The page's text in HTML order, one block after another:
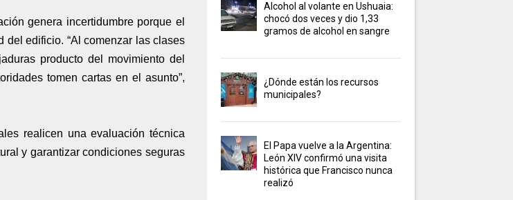
genera incertidumbre porque el
edificio. “Al comenzar las clases
producto del movimiento del
tomen cartas en el asunto”,
realicen una evaluación técnica
y garantizar condiciones seguras
Alcohol al volante en Ushuaia:
chocó dos veces y dio 1,33
gramos de alcohol en sangre
¿Dónde están los recursos
municipales?
El Papa vuelve a la Argentina:
León XIV confirmó una visita
histórica que Francisco nunca
realizó